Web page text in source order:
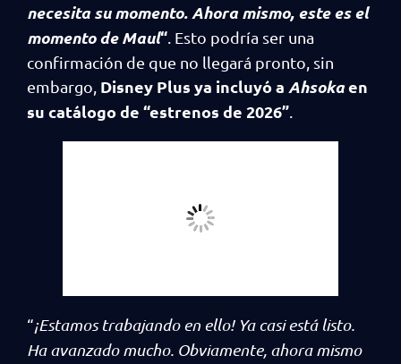
necesita su momento. Ahora mismo, este es el
momento de Maul“ . Esto podría ser una
confirmación de que no llegará pronto, sin
embargo, Disney Plus ya incluyó a Ahsokaen
su catálogo de “estrenos de 2026”
“¡Estamos trabajando en ello! Ya casi está listo.
Ha avanzado mucho. Obviamente, ahora mismo